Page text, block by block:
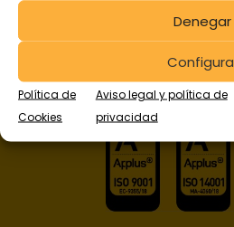
Denegar
Política de
Cookies
Aviso legal y política de
privacidad